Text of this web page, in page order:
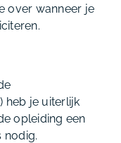
over wanneer je
heb je uiterlijk
opleiding een
nodig.